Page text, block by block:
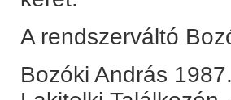
A rendszerváltó
Bozóki András